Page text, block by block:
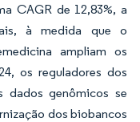
CAGR de 12,83%, a
à medida que o
ampliam os
os reguladores dos
dados genômicos se
dos biobancos